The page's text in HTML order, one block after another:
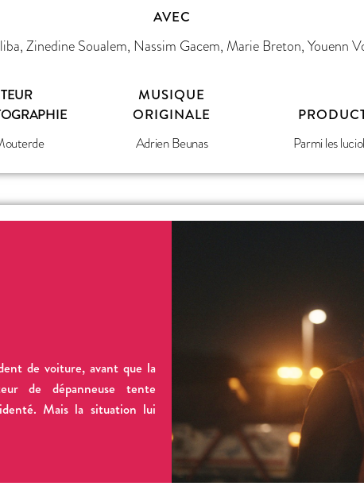
AVEC
Zinedine Soualem, Nassim Gacem, Marie Breton, Youenn
MUSIQUE
ORIGINALE
Adrien Beunas
Parmi les
de voiture, avant que la
de dépanneuse tente
Mais la situation lui